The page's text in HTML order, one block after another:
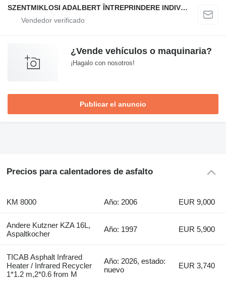
SZENTMIKLOSI ADALBERT ÎNTREPRINDERE INDIVIDUALĂ
¿Vende vehículos o maquinaria?
¡Hagalo con nosotros!
Publicar el anuncio
Precios para calentadores de asfalto
KM 8000 Año: 2006 EUR 9,000
Andere Kutzner KZA 16L,
Aspaltkocher
Año: 1997 EUR 5,900
TICAB Asphalt Infrared
Heater / Infrared Recycler
1*1.2 m,2*0.6 from M
Año: 2026, estado:
nuevo
EUR 3,740